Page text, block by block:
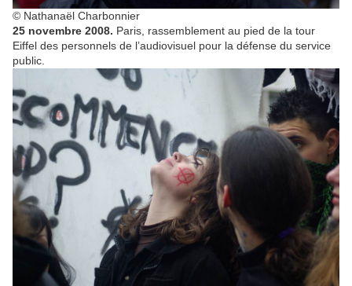
© Nathanaël Charbonnier
25 novembre 2008. Paris, rassemblement au pied de la tour
Eiffel des personnels de l’audiovisuel pour la défense du service
public.